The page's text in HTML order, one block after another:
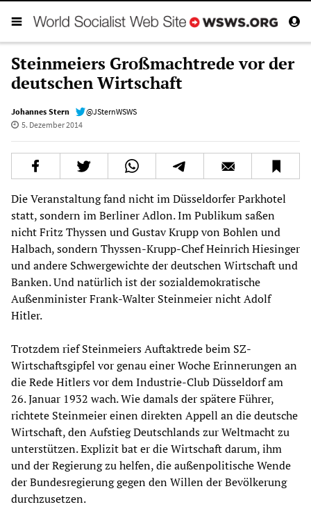
Steinmeiers Großmachtrede vor der
deutschen Wirtschaft
Johannes Stern
@JSternWSWS
5. Dezember 2014
Die Veranstaltung fand nicht im Düsseldorfer Parkhotel
statt, sondern im Berliner Adlon. Im Publikum saßen
nicht Fritz Thyssen und Gustav Krupp von Bohlen und
Halbach, sondern Thyssen-Krupp-Chef Heinrich Hiesinger
und andere Schwergewichte der deutschen Wirtschaft und
Banken. Und natürlich ist der sozialdemokratische
Außenminister Frank-Walter Steinmeier nicht Adolf
Hitler.
Trotzdem rief Steinmeiers Auftaktrede beim SZ-
Wirtschaftsgipfel vor genau einer Woche Erinnerungen an
die Rede Hitlers vor dem Industrie-Club Düsseldorf am
26. Januar 1932 wach. Wie damals der spätere Führer,
richtete Steinmeier einen direkten Appell an die deutsche
Wirtschaft, den Aufstieg Deutschlands zur Weltmacht zu
unterstützen. Explizit bat er die Wirtschaft darum, ihm
und der Regierung zu helfen, die außenpolitische Wende
der Bundesregierung gegen den Willen der Bevölkerung
durchzusetzen.